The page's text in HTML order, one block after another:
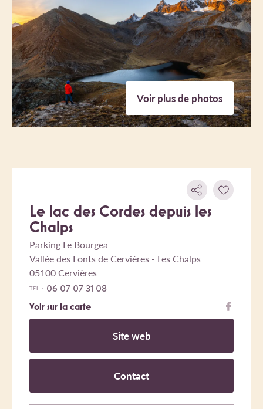
Voir plus de photos
Le lac des Cordes depuis les
Chalps
Parking Le Bourgea
Vallée des Fonts de Cervières - Les Chalps
05100 Cervières
TEL : 06 07 07 31 08
Voir sur la carte
Site web
Contact